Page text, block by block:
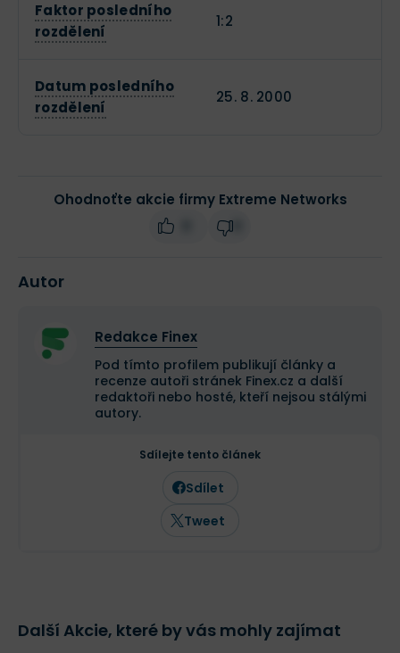
Faktor posledního
rozdělení
1:2
Datum posledního
rozdělení
25. 8. 2000
Ohodnoťte akcie firmy Extreme Networks
Autor
Redakce Finex
Pod tímto profilem publikují články a
recenze autoři stránek Finex.cz a další
redaktoři nebo hosté, kteří nejsou stálými
autory.
Sdílejte tento článek
Sdílet
Tweet
Další Akcie, které by vás mohly zajímat